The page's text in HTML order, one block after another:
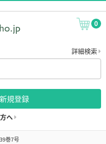
0
詳細検索
規登録
へ
巻7号